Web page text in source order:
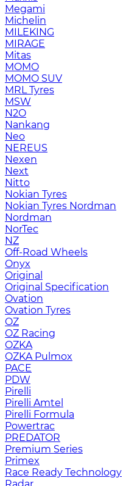
Megami
Michelin
MILEKING
MIRAGE
Mitas
MOMO
MOMO SUV
MRL Tyres
MSW
N2O
Nankang
Neo
NEREUS
Nexen
Next
Nitto
Nokian Tyres
Nokian Tyres Nordman
Nordman
NorTec
NZ
Off-Road Wheels
Onyx
Original
Original Specification
Ovation
Ovation Tyres
OZ
OZ Racing
OZKA
OZKA Pulmox
PACE
PDW
Pirelli
Pirelli Amtel
Pirelli Formula
Powertrac
PREDATOR
Premium Series
Primex
Race Ready Technology